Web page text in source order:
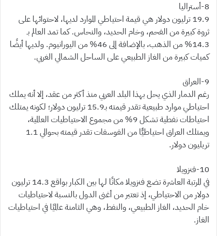
8-أستراليا
19.9 ترليون دولار هي قيمة احتياطي الموارد لديها، لاحتوائها على
ثروة كبيرة من الفحم، وخام الحديد، والنحاس. كما تمد العالم بـ
14.3% من الذهب، بالإضافة إلى 46% من اليورانيوم. ولديها أيضًا
كميات كبيرة من الغاز الطبيعي على الساحل الشمالي الغربي.
9-العراق
رغم الدمار الذي يحل بهذا البلد العربي منذ أكثر من عقد، إلا أنه يملك
احتياطي موارد طبيعية تقدر قيمته بـ15.9 ترليون دولار؛ لكونه يمتلك
احتياطات نفطية تشكل 9% من مجموع الاحتياطيات العالمية،
ويمتلك العراق احتياطيًّا من الفوسفات تقدر قيمته بحوالي 1.1
تريليون دولار.
10-فنزويلا
في المرتبة العاشرة تضع فنزويلا مكانًا لها بين الكبار بواقع 14.3 ترليون
دولار من الاحتياطي، إذ تعتبر من أغنى الدول بالنسبة لاحتياطيات
خام الحديد، الغاز الطبيعي، والنفط، وهي الثامنة عالميًا في احتياطيات
الغاز.